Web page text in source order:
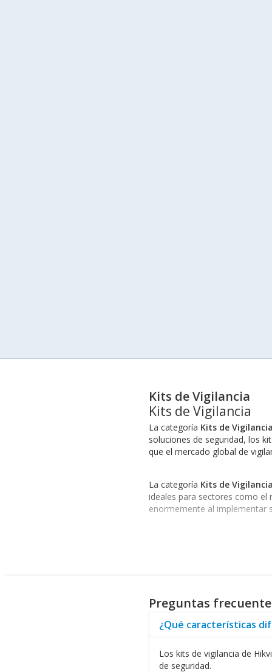
Kits de Vigilancia
Kits de Vigilancia
La categoría Kits de
soluciones de seguridad, los
que el mercado global de
La categoría Kits de
ideales para sectores como el
enormemente al implementar
Kits de Vigilancia Hikvision:
Kits de Vigilancia Zkteco:
Kits de Vigilancia Ezviz:
Kits de Vigilancia Meriva
Kits de Vigilancia Epcom:
Estos kits de vigilancia
Preguntas
¿Qué características
Los kits de vigilancia de
de seguridad.